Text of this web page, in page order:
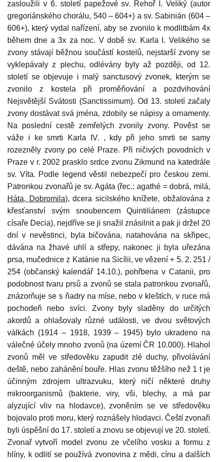
zasloužili v 6. století papežové sv. Řehoř I. Veliký (autor
gregoriánského chorálu, 540 – 604+) a sv. Sabinián (604 –
606+), který vydal nařízení, aby se zvonilo k modlitbám 4x
během dne a 3x za noc. V době sv. Karla I. Velikého se
zvony stávají běžnou součástí kostelů, nejstarší zvony se
vyklepávaly z plechu, odlévány byly až později, od 12.
století se objevuje i malý sanctusový zvonek, kterým se
zvonilo z kostela při proměňování a pozdvihování
Nejsvětější Svátosti (Sanctissimum). Od 13. století začaly
zvony dostávat svá jména, zdobily se nápisy a ornamenty.
Na poslední cestě zemřelých zvonily zvony. Pověst se
váže i ke smrti Karla IV. , kdy při jeho smrti se samy
rozezněly zvony po celé Praze. Při ničivých povodních v
Praze v r. 2002 prasklo srdce zvonu Zikmund na katedrále
sv. Víta. Podle legend věstil nebezpečí pro českou zemi.
Patronkou zvonařů je sv. Agáta (řec.: agathé = dobrá, milá,
Háta, Dobromila), dcera sicilského knížete, obžalována z
křesťanství svým snoubencem Quintiliánem (zástupce
císaře Decia), nejdříve se ji snažil znásilnit a pak ji držel 20
dní v nevěstinci, byla bičována, natahována na skřipec,
dávána na žhavé uhlí a střepy, nakonec ji byla uřezána
prsa, mučednice z Katánie na Sicílii, ve vězení + 5. 2. 251 /
254 (občanský kalendář 14.10.), pohřbena v Catanii, pro
podobnost tvaru prsů a zvonů se stala patronkou zvonařů,
znázorňuje se s ňadry na míse, nebo v kleštích, v ruce má
pochodeň nebo svíci. Zvony byly sladěny do určitých
akordů a ohlašovaly různé události, ve dvou světových
válkách (1914 – 1918, 1939 – 1945) bylo ukradeno na
válečné účely mnoho zvonů (na území ČR 10.000). Hlahol
zvonů měl ve středověku zapudit zlé duchy, přivolávání
deště, nebo zahánění bouře. Hlas zvonu těžšího než 1 t je
účinným zdrojem ultrazvuku, který ničí některé druhy
mikroorganismů (bakterie, viry, vši, blechy, a má par
alyzující vliv na hlodavce), zvoněním se ve středověku
bojovalo proti moru, který roznášely hlodavci. Čeští zvonaři
byli úspěšní do 17. století a znovu se objevují ve 20. století.
Zvonař vytvoří model zvonu ze včelího vosku a formu z
hlíny, k odlití se používá zvonovina z mědi, cínu a dalších